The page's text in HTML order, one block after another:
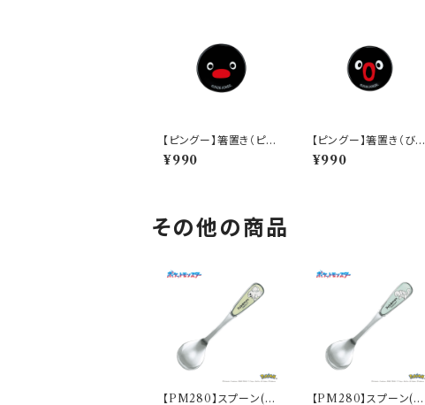
【ピングー】箸置き（ピン
グー）【PG20】PG21-4
02
¥990
【ピングー】箸置き（びっ
くりピングー）【PG20】
PG24-402
¥990
その他の商品
【PM280】スプーン(フ
【PM280】スプーン(ゼ